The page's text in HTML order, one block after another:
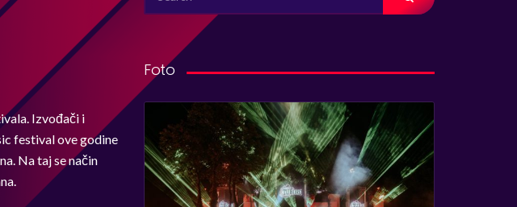
Izvođači i
festival ove godine
Na taj se način
Foto